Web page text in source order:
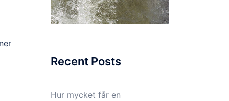
Recent Posts
Hur mycket får en